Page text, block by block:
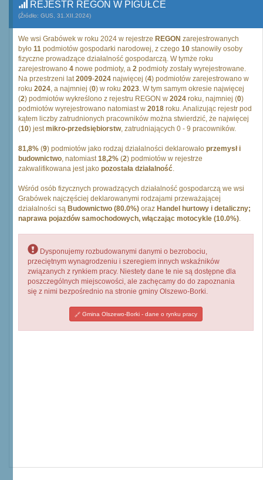
REJESTR REGON W PIGUŁCE
(Źródło: GUS, 31.XII.2024)
We wsi Grabówek w roku 2024 w rejestrze REGON zarejestrowanych
było 11 podmiotów gospodarki narodowej, z czego 10 stanowiły osoby
fizyczne prowadzące działalność gospodarczą. W tymże roku
zarejestrowano 4 nowe podmioty, a 2 podmioty zostały wyrejestrowane.
Na przestrzeni lat2009-2024 najwięcej (4) podmiotów zarejestrowano w
roku 2024, a najmniej (0) w roku 2023. W tym samym okresie najwięcej
(2) podmiotów wykreślono z rejestru REGON w 2024 roku, najmniej (0)
podmiotów wyrejestrowano natomiast w 2018 roku. Analizując rejestr pod
kątem liczby zatrudnionych pracowników można stwierdzić, że najwięcej
(10) jestmikro-przedsiębiorstw, zatrudniających 0 - 9 pracowników.
81,8% (9) podmiotów jako rodzaj działalności deklarowało przemysł i
budownictwo, natomiast18,2% (2) podmiotów w rejestrze
zakwalifikowana jest jako pozostała działalność.
Wśród osób fizycznych prowadzących działalność gospodarczą we wsi
Grabówek najczęściej deklarowanymi rodzajami przeważającej
działalności są Budownictwo (80.0%) oraz Handel hurtowy i detaliczny;
naprawa pojazdów samochodowych, włączając motocykle (10.0%).
Dysponujemy rozbudowanymi danymi o bezrobociu,
przeciętnym wynagrodzeniu i szeregiem innych wskaźników
związanych z rynkiem pracy. Niestety dane te nie są dostępne dla
poszczególnych miejscowości, ale zachęcamy do do zapoznania
się z nimi bezpośrednio na stronie gminy Olszewo-Borki.
Gmina Olszewo-Borki - dane o rynku pracy